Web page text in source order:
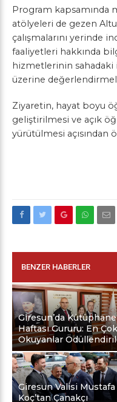
Program kapsamında
atölyeleri de gezen
çalışmalarını yerinde
faaliyetleri hakkında
hizmetlerinin sahadaki
üzerine
Ziyaretin, hayat boyu
geliştirilmesi ve açık
yürütülmesi açısından
BENZER HABERLER
Giresun’da Kütüphane
Haftası Gururu: En Çok
Okuyanlar
Giresun Valisi Mustafa
Koç’tan Çanakçı